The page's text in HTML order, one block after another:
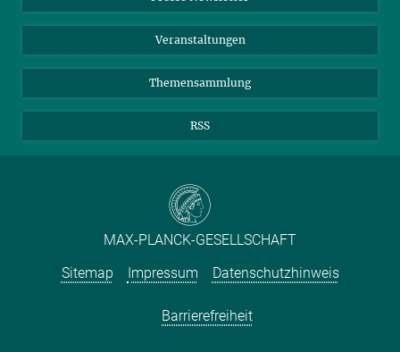
TikTok
YouTube
Veranstaltungen
Themensammlung
RSS
MAX-PLANCK-GESELLSCHAFT
Sitemap
Impressum Datenschutzhinweis
Barrierefreiheit